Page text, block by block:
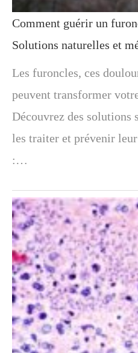
Comment guérir un
Solutions naturelles et
Les furoncles, ces
peuvent transformer
Découvrez des solutions
les traiter et prévenir
:…